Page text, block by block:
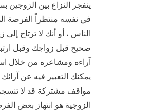
ينفجر النزاع بين
في نفسه منتظراً الفرصة
الناس ، أو أنك لا ترتاح
صحيح قبل زواجك وقبل
آراءه ومشاعره من خلال
يمكنك التعبير فيه عن
مواقف مشتركة قد لا
الزوجية هو انتهاز بعض